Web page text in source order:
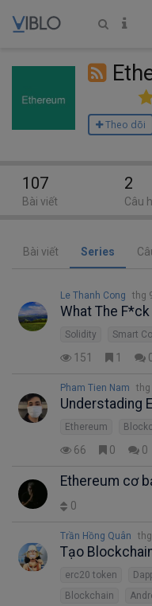
Theo dõi
Bài viết Series
Le Thanh Cong thg
What The
Solidity Smart
151 1
Pham Tien Nam thg
Understading
Ethereum
66 0 0
Ethereum cơ
0
Trần Hồng Quân
Tạo
erc20 token
Blockchain
107
Bài viết
2
Câu